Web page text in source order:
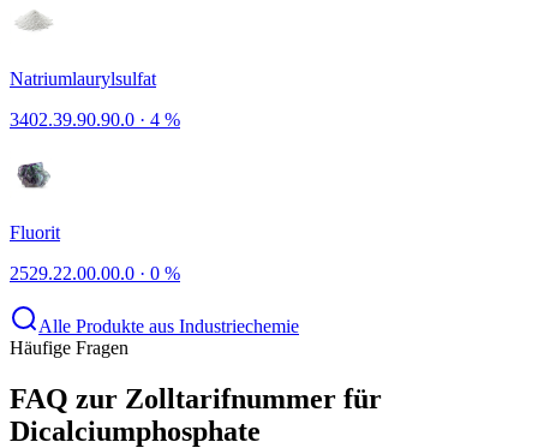
Natriumlaurylsulfat
3402.39.90.90.0 · 4 %
Fluorit
2529.22.00.00.0 · 0 %
Alle Produkte aus Industriechemie
Häufige Fragen
FAQ zur Zolltarifnummer für
Dicalciumphosphate